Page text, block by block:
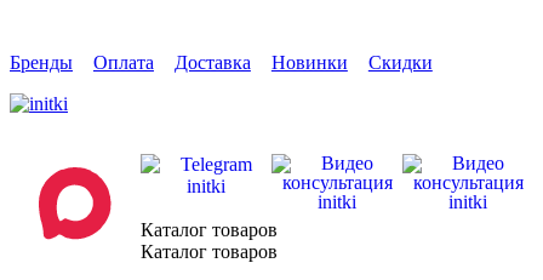
Бренды Оплата Доставка Новинки Скидки
Каталог товаров
Каталог товаров